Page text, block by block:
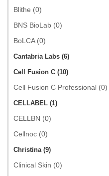
Blithe (0)
BNS BioLab (0)
BoLCA (0)
Cantabria Labs (6)
Cell Fusion C (10)
Cell Fusion C Professional (0)
CELLABEL (1)
CELLBN (0)
Cellnoc (0)
Christina (9)
Clinical Skin (0)